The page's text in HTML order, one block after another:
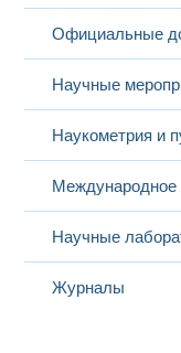
Официальные
Научные
Наукометрия и
Международное
Научные
Журналы